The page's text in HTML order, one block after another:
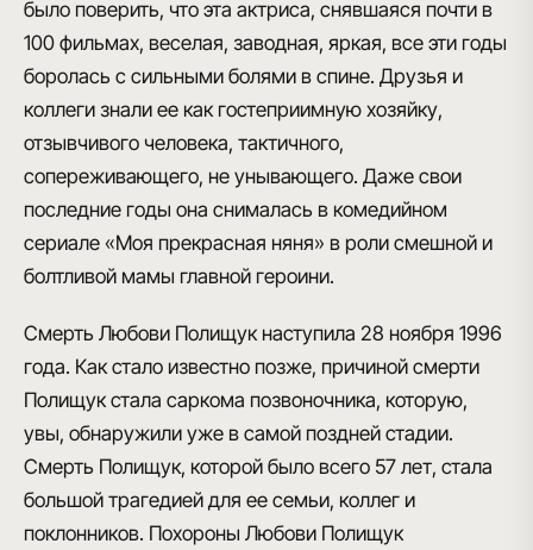
было поверить, что эта актриса, снявшаяся почти в
100 фильмах, веселая, заводная, яркая, все эти годы
боролась с сильными болями в спине. Друзья и
коллеги знали ее как гостеприимную хозяйку,
отзывчивого человека, тактичного,
сопереживающего, не унывающего. Даже свои
последние годы она снималась в комедийном
сериале «Моя прекрасная няня» в роли смешной и
болтливой мамы главной героини.
Смерть Любови Полищук наступила 28 ноября 1996
года. Как стало известно позже, причиной смерти
Полищук стала саркома позвоночника, которую,
увы, обнаружили уже в самой поздней стадии.
Смерть Полищук, которой было всего 57 лет, стала
большой трагедией для ее семьи, коллег и
поклонников. Похороны Любови Полищук